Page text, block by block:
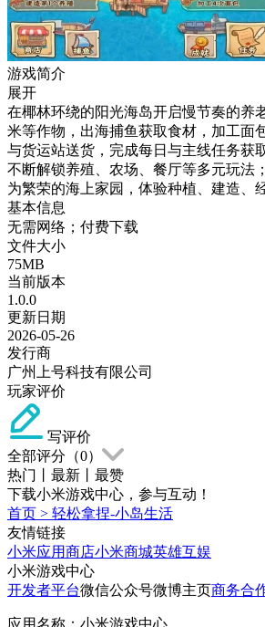
游戏简介
展开
在椰林环绕的阳光海岛开启慢节奏的养
米等作物，出海捕鱼获取食材，加工面
与货运站送货，完成每日与主线任务获
不断解锁养殖、农场、餐厅等多元玩法
为繁荣的海上家园，体验种植、建造、
基本信息
无需网络；付费下载
文件大小
75MB
当前版本
1.0.0
更新日期
2026-05-26
发行商
广州上号科技有限公司
玩家评价
写评价
全部评分（0）
热门
最新
最赞
下载小米游戏中心，参与互动！
首页 > 轻松拿捏-小岛生活
友情链接
小米应用商店小米商城英雄互娱
小米游戏中心
开发者平台微信公众号微博主页商务合
应用名称：小米游戏中心